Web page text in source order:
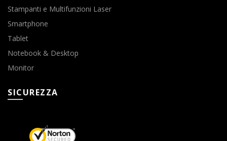
Stampanti e Multifunzioni Laser
Smartphone
Tablet
Notebook & Desktop
Monitor
SICUREZZA